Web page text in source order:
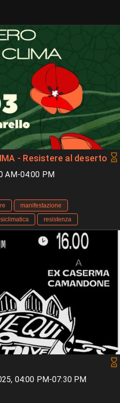
- Resistere al deserto
AM-04:00 PM
manifestazione
resistenza
04:00 PM-07:30 PM